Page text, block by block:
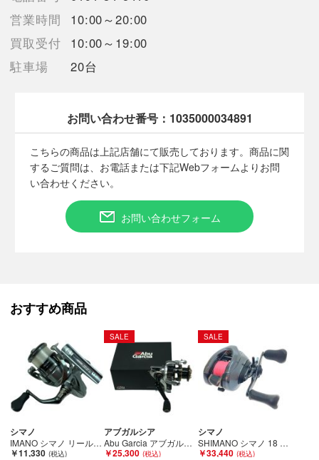
■状態等は画像をご確認・ご参照下さい。
こちらの商品はお客様から買取させていただいた商品であり、
人の手を経た商品です。
■弊社（株式会社オカモト）を装った偽装サイトにご注意くださ
装サイト』を確認しておりますが、
当店とは一切関係がございませんのでご注意ください。
営業時間
10:00～20:00
買取受付
10:00～19:00
駐車場
20台
お問い合わせ番号： 1035000034891
こちらの商品は上記店舗にて販売しております。商品に関
するご質問は、お電話または下記Webフォームよりお問
い合わせください。
お問い合わせフォーム
おすすめ商品
シマノ
IMANO シマノ リール スピニングリール ナスキー2500 Cランク
￥11,330
SALE
アブガルシア
Abu Garcia アブガルシア スピニングリール REVO2PRM30 Bランク
￥25,300
SALE
シマノ
SHIMANO シマノ 18 アンタレス DC MD XG 右 03874 Bランク
￥33,440